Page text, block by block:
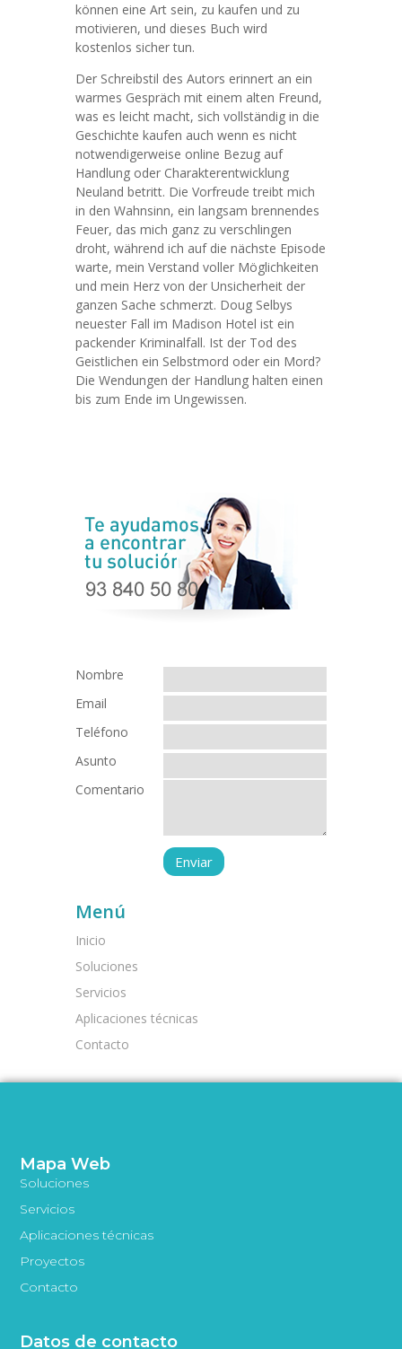
können eine Art sein, zu kaufen und zu
motivieren, und dieses Buch wird
kostenlos sicher tun.
Der Schreibstil des Autors erinnert an ein
warmes Gespräch mit einem alten Freund,
was es leicht macht, sich vollständig in die
Geschichte kaufen auch wenn es nicht
notwendigerweise online Bezug auf
Handlung oder Charakterentwicklung
Neuland betritt. Die Vorfreude treibt mich
in den Wahnsinn, ein langsam brennendes
Feuer, das mich ganz zu verschlingen
droht, während ich auf die nächste Episode
warte, mein Verstand voller Möglichkeiten
und mein Herz von der Unsicherheit der
ganzen Sache schmerzt. Doug Selbys
neuester Fall im Madison Hotel ist ein
packender Kriminalfall. Ist der Tod des
Geistlichen ein Selbstmord oder ein Mord?
Die Wendungen der Handlung halten einen
bis zum Ende im Ungewissen.
Nombre
Email
Teléfono
Asunto
Comentario
Menú
Inicio
Soluciones
Servicios
Aplicaciones técnicas
Contacto
Mapa Web
Soluciones
Servicios
Aplicaciones técnicas
Proyectos
Contacto
Datos de contacto